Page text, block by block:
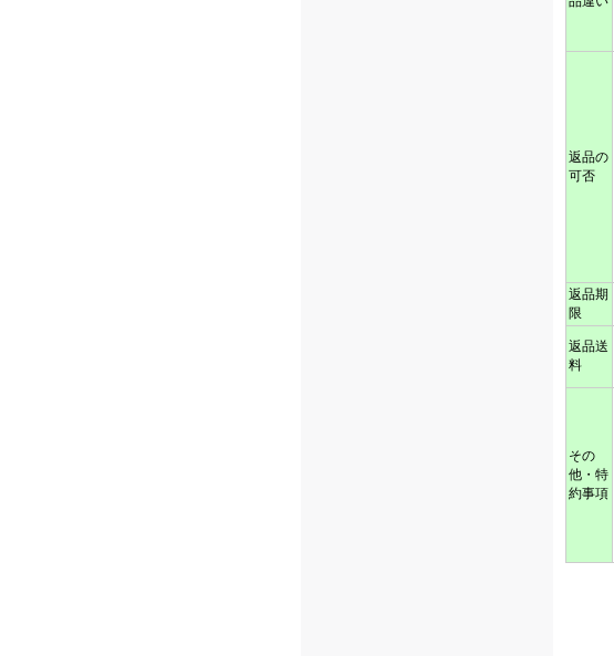
返品の
可否
返品期
限
返品送
料
その
他・特
約事項